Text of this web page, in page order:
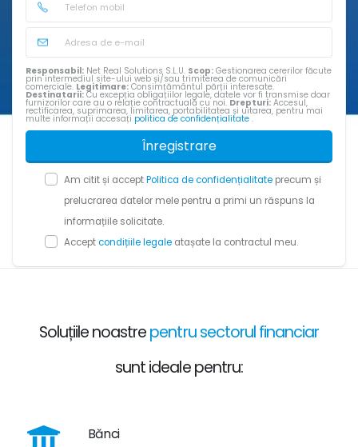
Responsabil: Net Real Solutions S.L.U. Scop: Gestionarea cererilor făcute
prin intermediul site-ului web și/sau trimiterea de comunicări
comerciale. Legitimare: Consimțământul părții interesate.
Destinatarii: Cu excepția obligațiilor legale, datele vor fi transmise doar
furnizorilor care au o relație contractuală cu noi. Drepturi: Accesul,
rectificarea, suprimarea, limitarea, portabilitatea și uitarea, pentru mai
multe informații accesați politica de confidențialitate .
Înregistrare
Am citit și acceptPolitica de confidențialitate precum și
prelucrarea datelor mele pentru a primi un răspuns la
informațiile solicitate.
Acceptcondițiile legale atașate la contractul meu.
Soluțiile noastrepentru sectorul financiar
sunt ideale pentru:
Bănci